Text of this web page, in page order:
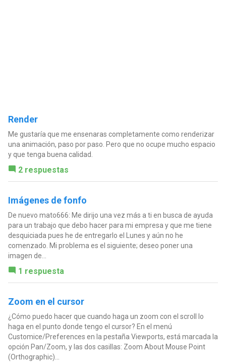
Render
Me gustaría que me ensenaras completamente como renderizar
una animación, paso por paso. Pero que no ocupe mucho espacio
y que tenga buena calidad.
2 respuestas
Imágenes de fonfo
De nuevo mato666: Me dirijo una vez más a ti en busca de ayuda
para un trabajo que debo hacer para mi empresa y que me tiene
desquiciada pues he de entregarlo el Lunes y aún no he
comenzado. Mi problema es el siguiente; deseo poner una
imagen de...
1 respuesta
Zoom en el cursor
¿Cómo puedo hacer que cuando haga un zoom con el scroll lo
haga en el punto donde tengo el cursor? En el menú
Customice/Preferences en la pestaña Viewports, está marcada la
opción Pan/Zoom, y las dos casillas: Zoom About Mouse Point
(Orthographic)...